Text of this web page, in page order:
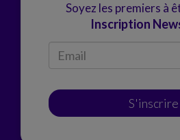
Soyez les premiers à
Inscription
S'inscrire